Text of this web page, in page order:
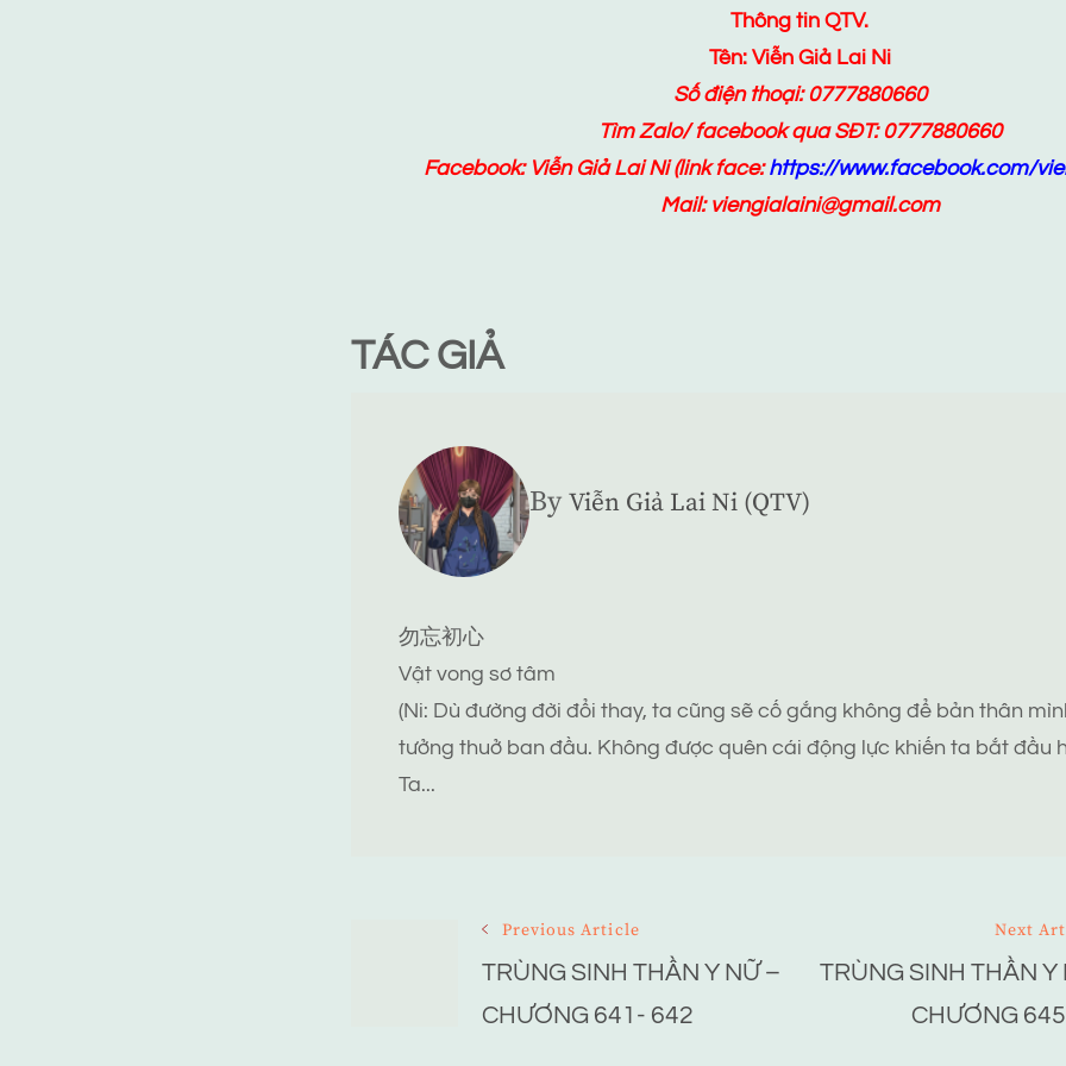
Thông tin QTV.
Tên: Viễn Giả Lai Ni
Số điện thoại: 0777880660
Tìm Zalo/ facebook qua SĐT: 0777880660
Facebook: Viễn Giả Lai Ni(link face:https://www.facebook.com/
Mail: viengialaini@gmail.com
TÁC GIẢ
By Viễn Giả Lai Ni (QTV)
勿忘初心
Vật vong sơ tâm
(Ni: Dù đường đời đổi thay, ta cũng sẽ cố gắng không để bản thân
tưởng thuở ban đầu. Không được quên cái động lực khiến ta bắt đầu
Ta...
Navigation
Previous Article
TRÙNG SINH THẦN Y NỮ –
CHƯƠNG 641- 642
Next
TRÙNG SINH THẦN Y
CHƯƠNG